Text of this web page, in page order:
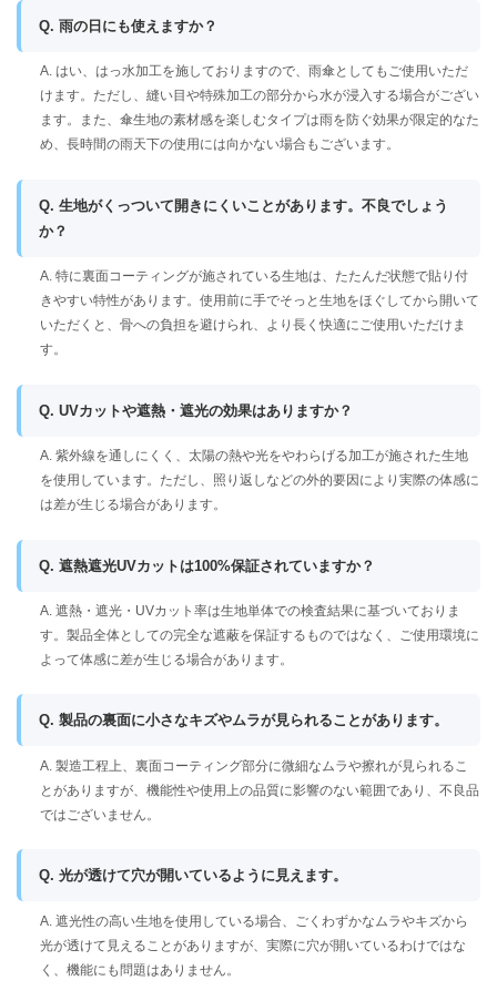
Q. 雨の日にも使えますか？
A. はい、はっ水加工を施しておりますので、雨傘としてもご使用いただ
けます。ただし、縫い目や特殊加工の部分から水が浸入する場合がござい
ます。また、傘生地の素材感を楽しむタイプは雨を防ぐ効果が限定的なた
め、長時間の雨天下の使用には向かない場合もございます。
Q. 生地がくっついて開きにくいことがあります。不良でしょう
か？
A. 特に裏面コーティングが施されている生地は、たたんだ状態で貼り付
きやすい特性があります。使用前に手でそっと生地をほぐしてから開いて
いただくと、骨への負担を避けられ、より長く快適にご使用いただけま
す。
Q. UVカットや遮熱・遮光の効果はありますか？
A. 紫外線を通しにくく、太陽の熱や光をやわらげる加工が施された生地
を使用しています。ただし、照り返しなどの外的要因により実際の体感に
は差が生じる場合があります。
Q. 遮熱遮光UVカットは100%保証されていますか？
A. 遮熱・遮光・UVカット率は生地単体での検査結果に基づいておりま
す。製品全体としての完全な遮蔽を保証するものではなく、ご使用環境に
よって体感に差が生じる場合があります。
Q. 製品の裏面に小さなキズやムラが見られることがあります。
A. 製造工程上、裏面コーティング部分に微細なムラや擦れが見られるこ
とがありますが、機能性や使用上の品質に影響のない範囲であり、不良品
ではございません。
Q. 光が透けて穴が開いているように見えます。
A. 遮光性の高い生地を使用している場合、ごくわずかなムラやキズから
光が透けて見えることがありますが、実際に穴が開いているわけではな
く、機能にも問題はありません。